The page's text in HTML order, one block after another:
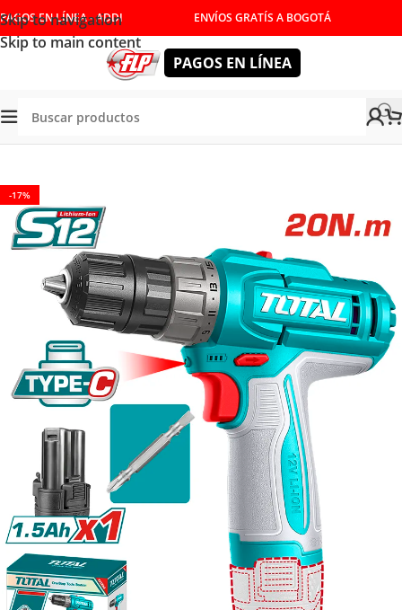
Skip to navigation
Skip to main content
PAGOS EN LÍNEA - ADDI ENVÍOS GRATÍS A BOGOTÁ
PAGOS EN LÍNEA
INALÁMBRICAS ATORNILLADOR
-17%